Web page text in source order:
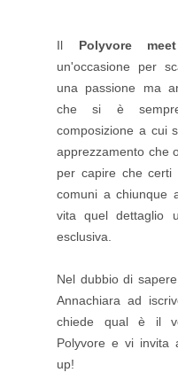
Il Polyvore
un'occasione per
una passione ma
che si è
composizione a cui
apprezzamento che
per capire che certi
comuni a chiunque
vita quel dettaglio
esclusiva.
Nel dubbio di
Annachiara ad
chiede qual è il
Polyvore e vi invita
up!